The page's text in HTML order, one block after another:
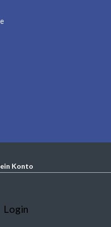
Konto
überspringen
Login